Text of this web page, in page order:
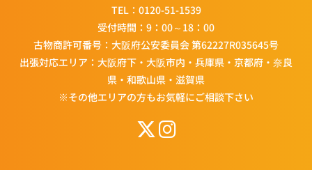
TEL： 0120-51-1539
受付時間：9：00～18：00
古物商許可番号：大阪府公安委員会 第62227R035645号
出張対応エリア：大阪府下・大阪市内・兵庫県・京都府・奈良
県・和歌山県・滋賀県
※その他エリアの方もお気軽にご相談下さい